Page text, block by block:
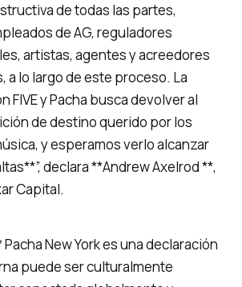
de todas las partes,
de AG, reguladores
artistas, agentes y acreedores
a lo largo de este proceso. La
FIVE y Pacha busca devolver al
de destino querido por los
y esperamos verlo alcanzar
declara **Andrew Axelrod **,
Capital.
New York es una declaración
puede ser culturalmente